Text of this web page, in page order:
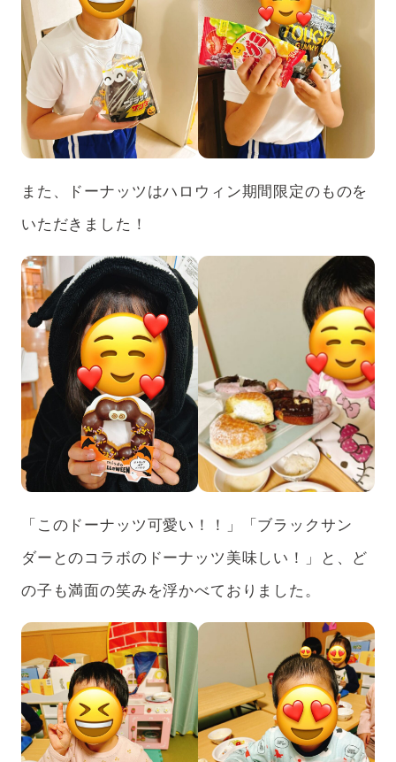
また、ドーナッツはハロウィン期間限定のものを
いただきました！
「このドーナッツ可愛い！！」「ブラックサン
ダーとのコラボのドーナッツ美味しい！」と、ど
の子も満面の笑みを浮かべておりました。